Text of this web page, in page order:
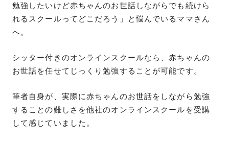
勉強したいけど赤ちゃんのお世話しながらでも続けら
れるスクールってどこだろう」と悩んでいるママさん
へ。
シッター付きのオンラインスクールなら、赤ちゃんの
お世話を任せてじっくり勉強することが可能です。
筆者自身が、実際に赤ちゃんのお世話をしながら勉強
することの難しさを他社のオンラインスクールを受講
して感じていました。